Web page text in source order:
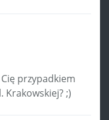
przypadkiem
Krakowskiej? ;)